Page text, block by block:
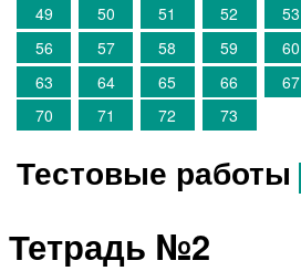
49
50 51 52 53
56
57 58 59 60
63
64 65 66 67
70
71 72 73
Тестовые работы
Тетрадь №2